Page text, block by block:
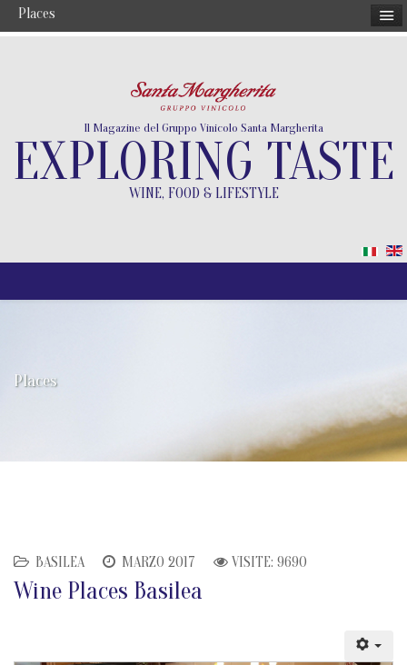
Il Magazine del Gruppo Vinicolo Santa Margherita
EXPLORING TASTE
WINE, FOOD & LIFESTYLE
Places
BASILEA MARZO 2017 VISITE: 9690
Wine Places Basilea
Places